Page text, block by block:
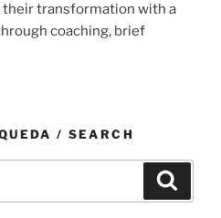
their transformation with a
coaching, brief
/ SEARCH